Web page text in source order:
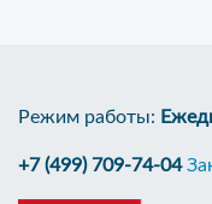
Режим работы:
+7 (499) 709-74-04